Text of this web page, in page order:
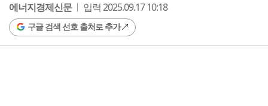
에너지경제신문
입력 2025.09.17 10:18
구글 검색 선호 출처로 추가